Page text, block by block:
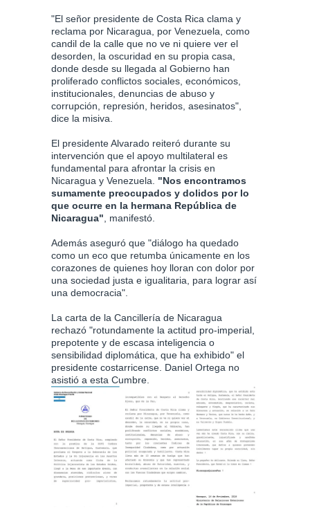
"El señor presidente de Costa Rica clama y
reclama por Nicaragua, por Venezuela, como
candil de la calle que no ve ni quiere ver el
desorden, la oscuridad en su propia casa,
donde desde su llegada al Gobierno han
proliferado conflictos sociales, económicos,
institucionales, denuncias de abuso y
corrupción, represión, heridos, asesinatos",
dice la misiva.
El presidente Alvarado reiteró durante su
intervención que el apoyo multilateral es
fundamental para afrontar la crisis en
Nicaragua y Venezuela. "Nos encontramos
sumamente preocupados y dolidos por lo
que ocurre en la hermana República de
Nicaragua" , manifestó.
Además aseguró que "diálogo ha quedado
como un eco que retumba únicamente en los
corazones de quienes hoy lloran con dolor por
una sociedad justa e igualitaria, para lograr así
una democracia".
La carta de la Cancillería de Nicaragua
rechazó "rotundamente la actitud pro-imperial,
prepotente y de escasa inteligencia o
sensibilidad diplomática, que ha exhibido" el
presidente costarricense. Daniel Ortega no
asistió a esta Cumbre.